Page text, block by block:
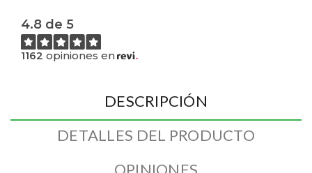
4.8 de 5
1162 opiniones en
DESCRIPCIÓN
DETALLES DEL PRODUCTO